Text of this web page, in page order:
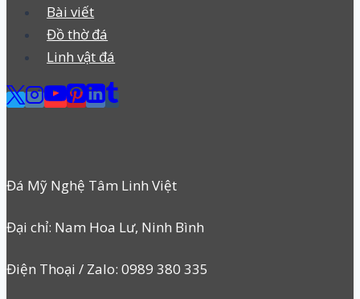
Bài viết
Đồ thờ đá
Linh vật đá
Đá Mỹ Nghệ Tâm Linh Việt
Đại chỉ: Nam Hoa Lư, Ninh Bình
Điện Thoại / Zalo: 0989 380 335